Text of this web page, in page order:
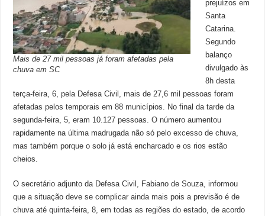
Mais de 27 mil pessoas já foram afetadas pela
chuva em SC
prejuízos em
Santa
Catarina.
Segundo
balanço
divulgado às
8h desta
terça-feira, 6, pela Defesa Civil, mais de 27,6 mil pessoas foram
afetadas pelos temporais em 88 municípios. No final da tarde da
segunda-feira, 5, eram 10.127 pessoas. O número aumentou
rapidamente na última madrugada não só pelo excesso de chuva,
mas também porque o solo já está encharcado e os rios estão
cheios.
O secretário adjunto da Defesa Civil, Fabiano de Souza, informou
que a situação deve se complicar ainda mais pois a previsão é de
chuva até quinta-feira, 8, em todas as regiões do estado, de acordo